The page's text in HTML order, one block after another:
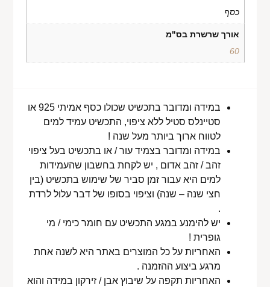
כסף
אורך שרשרת בס"מ
60
במידה ומדובר בתכשיט שכולו כסף אמיתי 925 או
סטיינלס סטיל ללא ציפוי, התכשיט עמיד למים
לטווח ארוך ביותר מעל שנה !
במידה ומדובר בצמיד עור / או בתכשיט בעל ציפוי
זהב / זהב אדום , יש לקחת בחשבון שהעמידות
למים היא עבור זמן סביר של שימוש בתכשיט (בין
חצי שנה – שנה) וציפוי בסופו של דבר עלול לרדת
.
יש להימנע במגע התכשיט עם חומר כימי / מי
גופרית !
האחריות על כל המוצרים באתר היא לשנה אחת
מרגע ביצוע ההזמנה .
האחריות תקפה על שיבוץ אבן / זירקון במידה והוא